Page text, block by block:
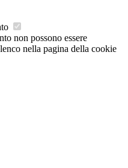
non possono essere
nella pagina della cookie